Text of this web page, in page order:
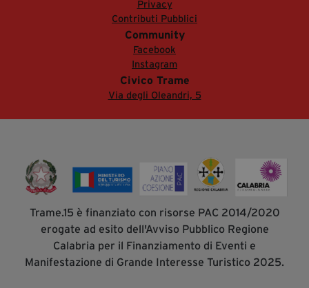
Privacy
Contributi Pubblici
Community
Facebook
Instagram
Civico Trame
Via degli Oleandri, 5
Trame.15 è finanziato con risorse PAC 2014/2020
erogate ad esito dell'Avviso Pubblico Regione
Calabria per il Finanziamento di Eventi e
Manifestazione di Grande Interesse Turistico 2025.